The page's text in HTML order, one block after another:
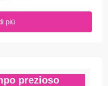
più
prezioso